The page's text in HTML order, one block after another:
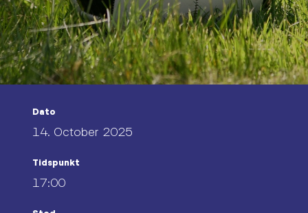
Dato
14. October 2025
Tidspunkt
17:00